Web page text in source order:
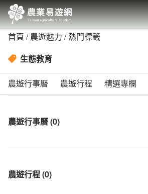
跳
到
主
首頁
農遊魅力
熱門標籤
生態教育
農遊行事曆 農遊行程 精選專欄
農遊行事曆(0)
農遊行程(0)